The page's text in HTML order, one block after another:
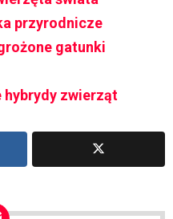
przyrodnicze
gatunki
hybrydy zwierząt